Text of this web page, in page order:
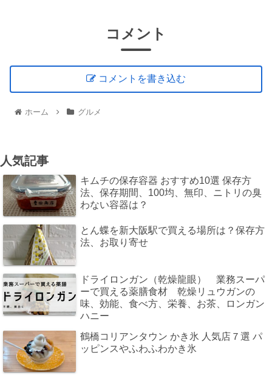
コメント
コメントを書き込む
ホーム グルメ
人気記事
キムチの保存容器 おすすめ10選 保存方
法、保存期間、100均、無印、ニトリの臭
わない容器は？
とん蝶を新大阪駅で買える場所は？保存方
法、お取り寄せ
ドライロンガン（乾燥龍眼） 業務スーパ
ーで買える薬膳食材 乾燥リュウガンの
味、効能、食べ方、栄養、お茶、ロンガン
ハニー
鶴橋コリアンタウン かき氷 人気店７選 パ
ッピンスやふわふわかき氷